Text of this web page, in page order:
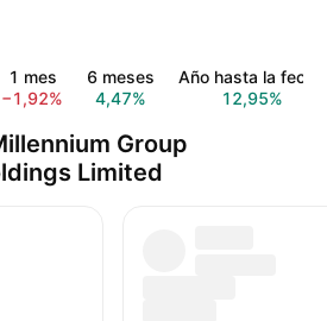
1 mes
−1,92%
6 meses
4,47%
Año hasta la fecha
12,95%
Group
Limited